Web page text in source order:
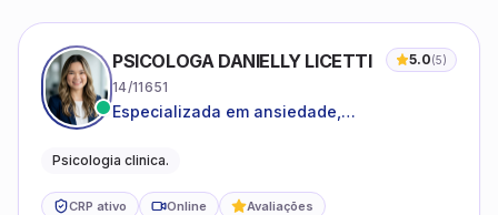
PSICOLOGA DANIELLY LICETTI 5.0(5)
14/11651
Especializada em ansiedade,
Psicologia clinica.
CRP ativo Online Avaliações